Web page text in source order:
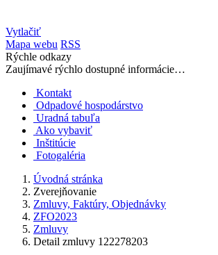
Vytlačiť
Mapa webu RSS
Rýchle odkazy
Zaujímavé rýchlo dostupné informácie…
Kontakt
Odpadové hospodárstvo
Uradná tabuľa
Ako vybaviť
Inštitúcie
Fotogaléria
Úvodná stránka
Zverejňovanie
Zmluvy, Faktúry, Objednávky
ZFO2023
Zmluvy
Detail zmluvy 122278203